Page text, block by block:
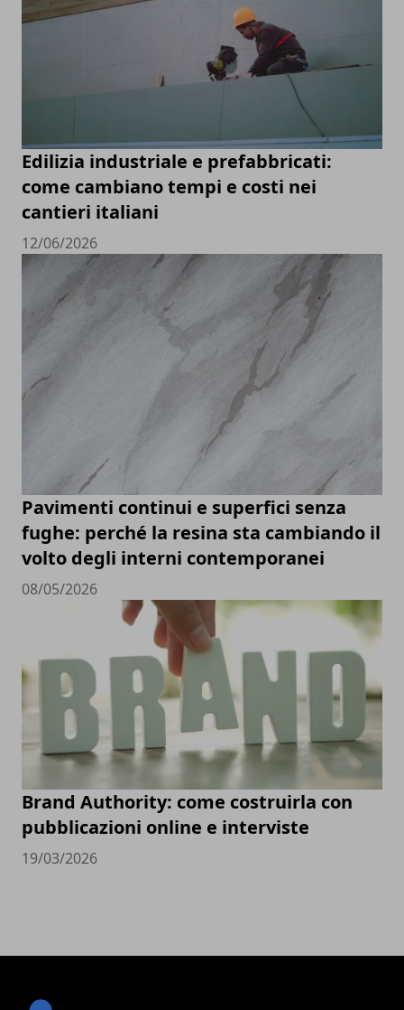
Edilizia industriale e prefabbricati:
come cambiano tempi e costi nei
cantieri italiani
12/06/2026
Pavimenti continui e superfici senza
fughe: perché la resina sta cambiando il
volto degli interni contemporanei
08/05/2026
Brand Authority: come costruirla con
pubblicazioni online e interviste
19/03/2026